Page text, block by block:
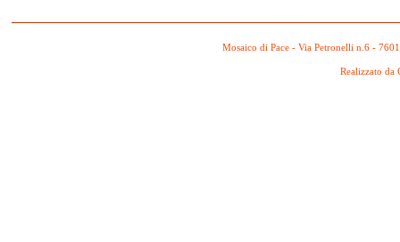
Mosaico di Pace - Via Petronelli n.6 -
Realizzato